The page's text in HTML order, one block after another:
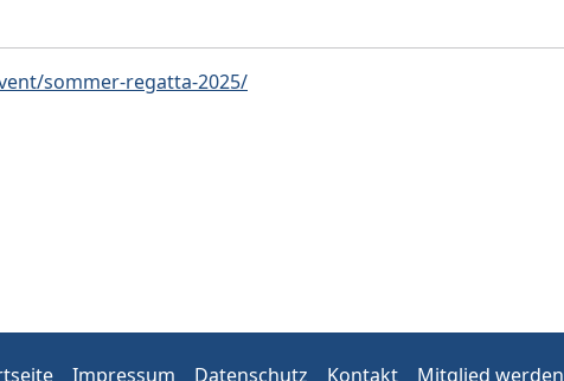
sommer-regatta-2025/
Impressum Datenschutz Kontakt Mitglied werden